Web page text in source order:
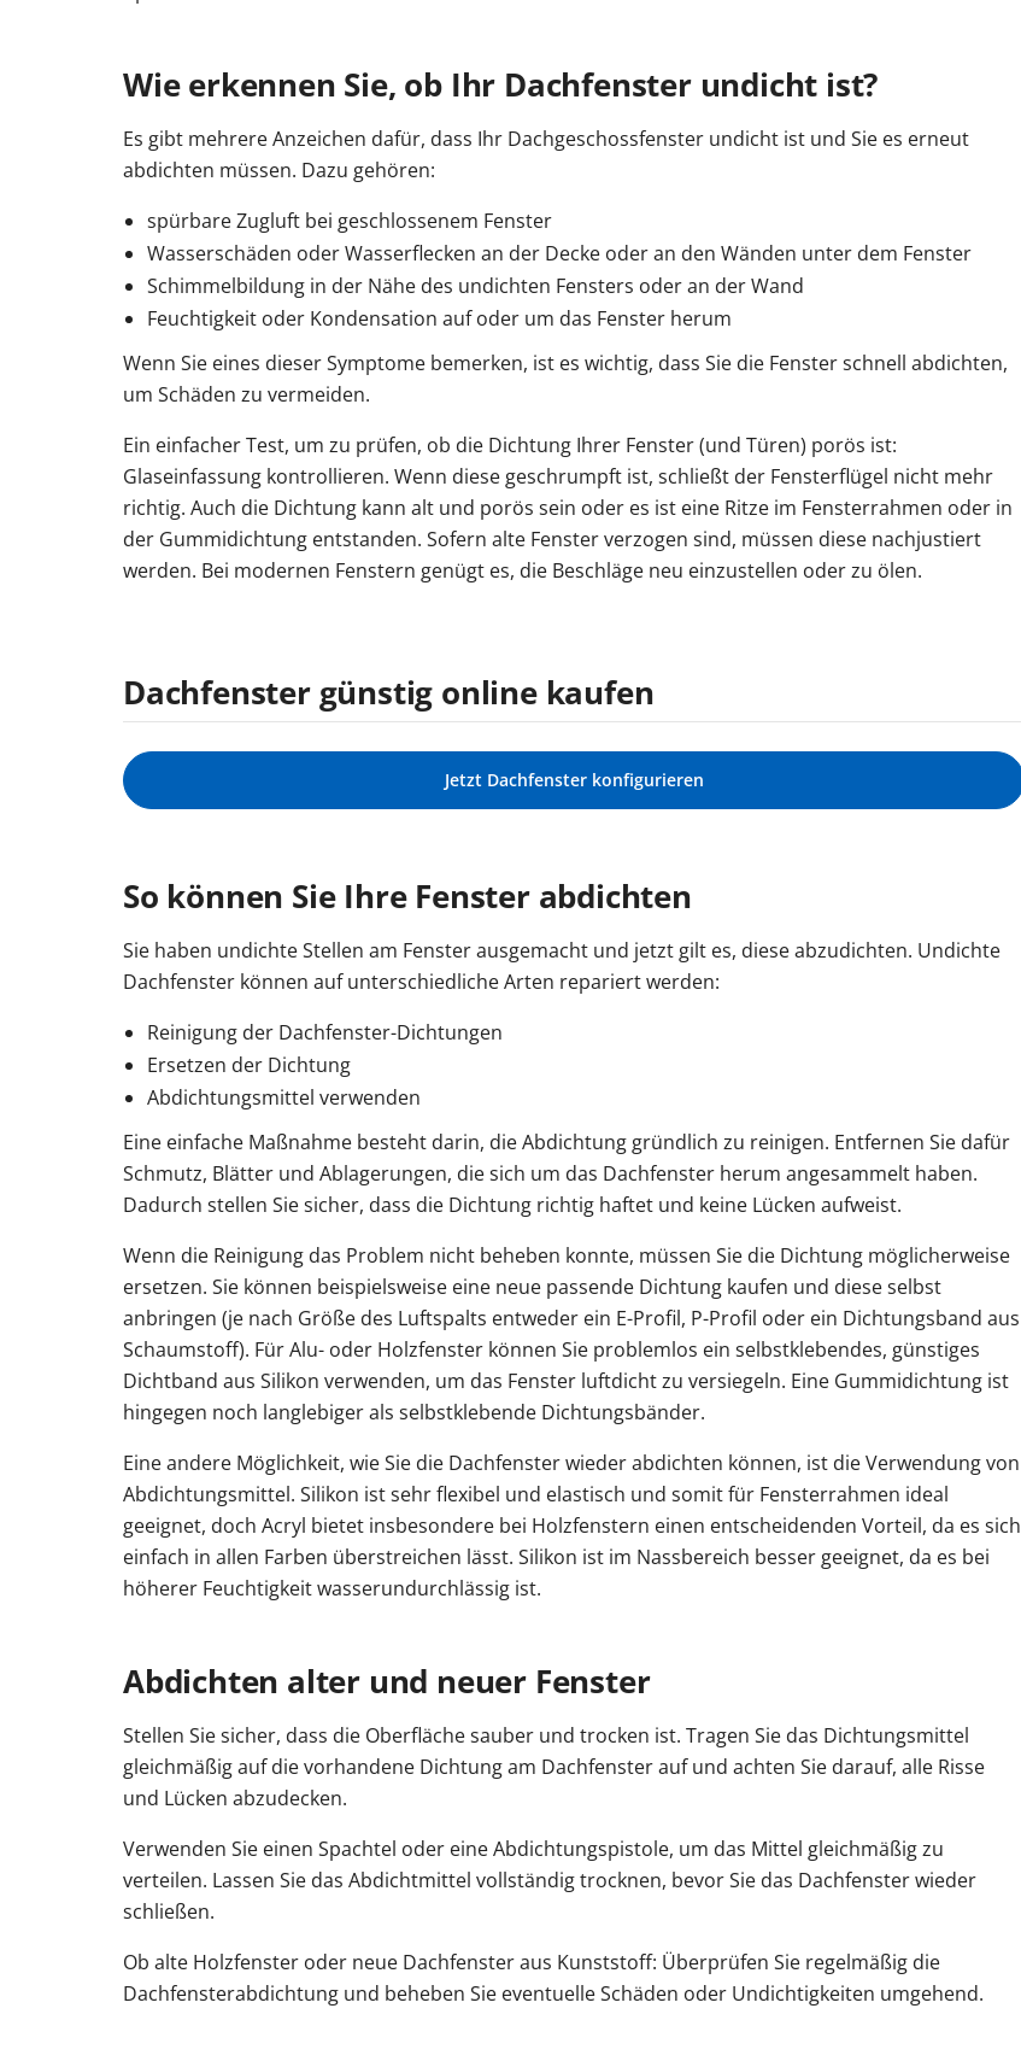
Wie erkennen Sie, ob Ihr Dachfenster undicht ist?
Es gibt mehrere Anzeichen dafür, dass Ihr Dachgeschossfenster undicht ist und Sie es erneut
abdichten müssen. Dazu gehören:
spürbare Zugluft bei geschlossenem Fenster
Wasserschäden oder Wasserflecken an der Decke oder an den Wänden unter dem Fenster
Schimmelbildung in der Nähe des undichten Fensters oder an der Wand
Feuchtigkeit oder Kondensation auf oder um das Fenster herum
Wenn Sie eines dieser Symptome bemerken, ist es wichtig, dass Sie die Fenster schnell abdichten,
um Schäden zu vermeiden.
Ein einfacher Test, um zu prüfen, ob die Dichtung Ihrer Fenster (und Türen) porös ist:
Glaseinfassung kontrollieren. Wenn diese geschrumpft ist, schließt der Fensterflügel nicht mehr
richtig. Auch die Dichtung kann alt und porös sein oder es ist eine Ritze im Fensterrahmen oder in
der Gummidichtung entstanden. Sofern alte Fenster verzogen sind, müssen diese nachjustiert
werden. Bei modernen Fenstern genügt es, die Beschläge neu einzustellen oder zu ölen.
Dachfenster günstig online kaufen
Jetzt Dachfenster konfigurieren
So können Sie Ihre Fenster abdichten
Sie haben undichte Stellen am Fenster ausgemacht und jetzt gilt es, diese abzudichten. Undichte
Dachfenster können auf unterschiedliche Arten repariert werden:
Reinigung der Dachfenster-Dichtungen
Ersetzen der Dichtung
Abdichtungsmittel verwenden
Eine einfache Maßnahme besteht darin, die Abdichtung gründlich zu reinigen. Entfernen Sie dafür
Schmutz, Blätter und Ablagerungen, die sich um das Dachfenster herum angesammelt haben.
Dadurch stellen Sie sicher, dass die Dichtung richtig haftet und keine Lücken aufweist.
Wenn die Reinigung das Problem nicht beheben konnte, müssen Sie die Dichtung möglicherweise
ersetzen. Sie können beispielsweise eine neue passende Dichtung kaufen und diese selbst
anbringen (je nach Größe des Luftspalts entweder ein E-Profil, P-Profil oder ein Dichtungsband aus
Schaumstoff). Für Alu- oder Holzfenster können Sie problemlos ein selbstklebendes, günstiges
Dichtband aus Silikon verwenden, um das Fenster luftdicht zu versiegeln. Eine Gummidichtung ist
hingegen noch langlebiger als selbstklebende Dichtungsbänder.
Eine andere Möglichkeit, wie Sie die Dachfenster wieder abdichten können, ist die Verwendung von
Abdichtungsmittel. Silikon ist sehr flexibel und elastisch und somit für Fensterrahmen ideal
geeignet, doch Acryl bietet insbesondere bei Holzfenstern einen entscheidenden Vorteil, da es sich
einfach in allen Farben überstreichen lässt. Silikon ist im Nassbereich besser geeignet, da es bei
höherer Feuchtigkeit wasserundurchlässig ist.
Abdichten alter und neuer Fenster
Stellen Sie sicher, dass die Oberfläche sauber und trocken ist. Tragen Sie das Dichtungsmittel
gleichmäßig auf die vorhandene Dichtung am Dachfenster auf und achten Sie darauf, alle Risse
und Lücken abzudecken.
Verwenden Sie einen Spachtel oder eine Abdichtungspistole, um das Mittel gleichmäßig zu
verteilen. Lassen Sie das Abdichtmittel vollständig trocknen, bevor Sie das Dachfenster wieder
schließen.
Ob alte Holzfenster oder neue Dachfenster aus Kunststoff: Überprüfen Sie regelmäßig die
Dachfensterabdichtung und beheben Sie eventuelle Schäden oder Undichtigkeiten umgehend.